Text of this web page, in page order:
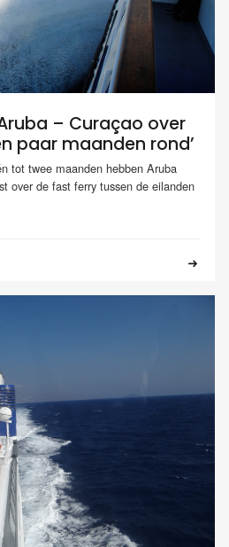
– Curaçao over
paar maanden rond’
tot twee maanden hebben Aruba
over de fast ferry tussen de eilanden